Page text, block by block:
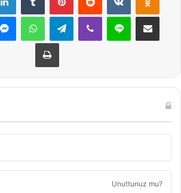
MessengerWhatsAppTelegramViber Line E-Posta ile
Yazdır
Unuttunuz mu?